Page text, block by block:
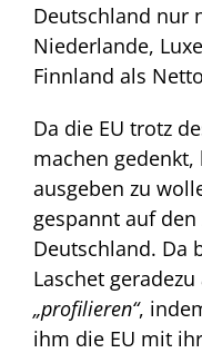
Deutschland nur
Niederlande,
Finnland als
Da die EU trotz
machen
ausgeben zu
gespannt auf
Deutschland. Da
Laschet
„profilieren“,
ihm die EU mit